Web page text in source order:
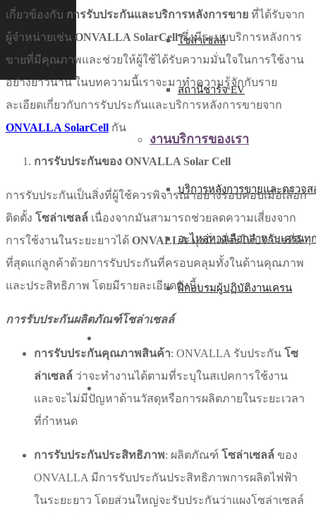
โซล่าเซลล์
สถานีชาร์จ EV
งานบริการของเรา
บริการหลังการขายและตรวจ
อะไหล่ทางเลือกสำหรับเครน
ฝึกอบรมผู้ปฏิบัติงานเครน
เกี่ยวข้องกับ การรับประกันและบริการหลังการขาย ที่ได้รับจาก
ผู้จำหน่ายเช่น ONVALLA SolarCellซึ่งมีระบบบริการหลังการ
ขายที่มีคุณภาพและช่วยให้ผู้ใช้ได้รับความมั่นใจในการใช้งาน
อย่างยาวนาน ในบทความนี้เราจะมาทำความรู้จักกับราย
ละเอียดเกี่ยวกับการรับประกันและบริการหลังการขายจาก
ONVALLA SolarCell กัน
การรับประกันของ ONVALLA Solar Cell
การรับประกันเป็นสิ่งที่ผู้ใช้ควรพิจารณาอย่างรอบคอบเมื่อเลือก
ติดตั้ง โซล่าเซลล์ เนื่องจากมันสามารถช่วยลดความเสี่ยงจาก
การใช้งานในระยะยาวได้ ONVALLAมุ่งมั่นที่จะให้บริการที่ดี
ที่สุดแก่ลูกค้าด้วยการรับประกันที่ครอบคลุมทั้งในด้านคุณภาพ
และประสิทธิภาพ โดยมีรายละเอียดดังนี้:
การรับประกันผลิตภัณฑ์โซล่าเซลล์
การรับประกันคุณภาพสินค้า: ONVALLA รับประกัน โซ
ล่าเซลล์ ว่าจะทำงานได้ตามที่ระบุในสเปคการใช้งาน
และจะไม่มีปัญหาด้านวัสดุหรือการผลิตภายในระยะเวลา
ที่กำหนด
การรับประกันประสิทธิภาพ: ผลิตภัณฑ์ โซล่าเซลล์ ของ
ONVALLA มีการรับประกันประสิทธิภาพการผลิตไฟฟ้า
ในระยะยาว โดยส่วนใหญ่จะรับประกันว่าแผงโซล่าเซลล์